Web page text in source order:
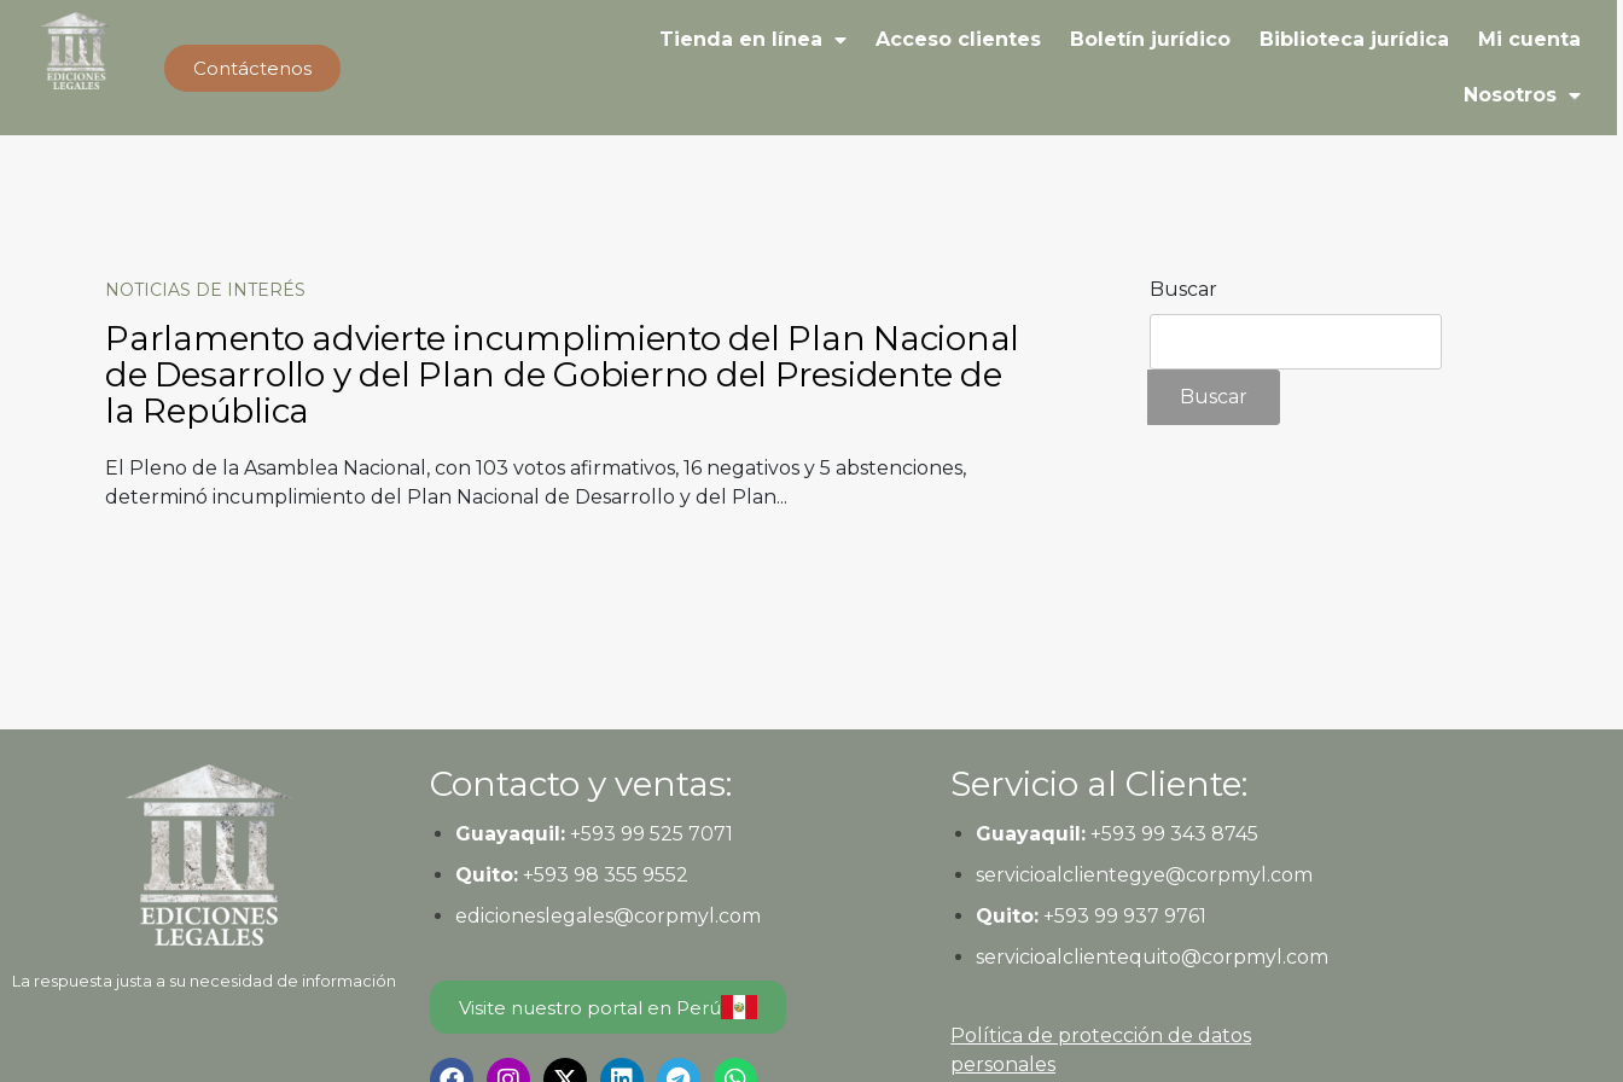
Contáctenos
Tienda en línea Acceso clientes Boletín jurídico Biblioteca jurídica Mi cuenta
Nosotros
Buscar
Buscar
NOTICIAS DE INTERÉS
Parlamento advierte incumplimiento del Plan Nacional
de Desarrollo y del Plan de Gobierno del Presidente de
la República
El Pleno de la Asamblea Nacional, con 103 votos afirmativos, 16 negativos y 5 abstenciones,
determinó incumplimiento del Plan Nacional de Desarrollo y del Plan...
La respuesta justa a su necesidad de información
Contacto y ventas:
Guayaquil:+593 99 525 7071
Quito:+593 98 355 9552
edicioneslegales@corpmyl.com
Visite nuestro portal en Perú
Servicio al Cliente:
Guayaquil:+593 99 343 8745
servicioalclientegye@corpmyl.com
Quito:+593 99 937 9761
servicioalclientequito@corpmyl.com
Política de protección de datos
personales